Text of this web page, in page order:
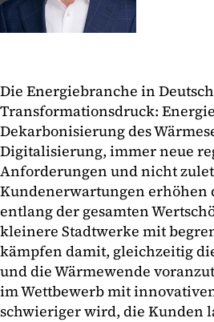
Die Energiebranche in
Transformationsdruck:
Dekarbonisierung des
Digitalisierung, immer neue
Anforderungen und nicht
Kundenerwartungen erhöhen
entlang der gesamten
kleinere Stadtwerke mit
kämpfen damit, gleichzeitig
und die Wärmewende
im Wettbewerb mit
schwieriger wird, die Kunden